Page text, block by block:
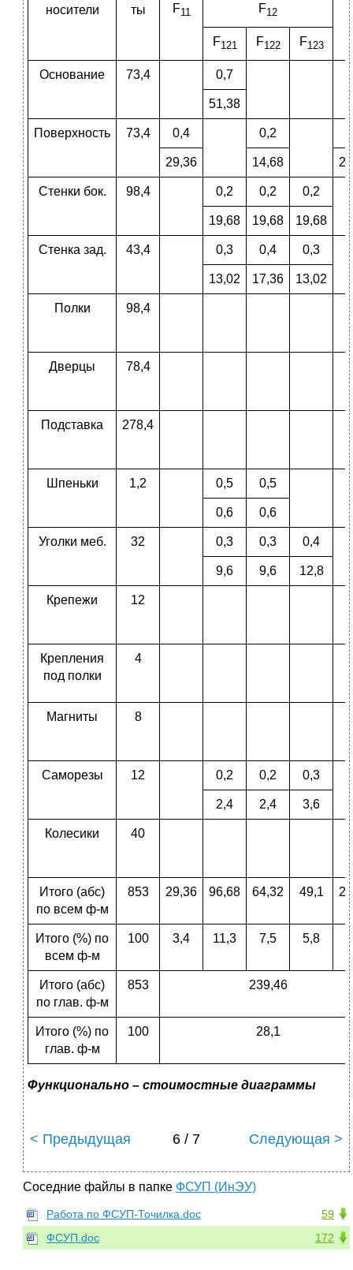
носители
ты
F11 F12 F
F121 F122 F123
Основание 73,4 0,7
51,38
Поверхность 73,4 0,4 0,2
29,36 14,68
Стенки бок. 98,4 0,2 0,2 0,2
19,68 19,68 19,68
Стенка зад. 43,4 0,3 0,4 0,3
13,02 17,36 13,02
Полки 98,4
Дверцы 78,4
Подставка 278,4
Шпеньки 1,2 0,5 0,5
0,6 0,6
Уголки меб. 32 0,3 0,3 0,4
9,6 9,6 12,8
Крепежи 12
Крепления
под полки
4
Магниты 8
Саморезы 12 0,2 0,2 0,3
2,4 2,4 3,6
Колесики 40
Итого (абс)
по всем ф-м
853 29,36 96,68 64,32 49,1
Итого (%) по
всем ф-м
100 3,4 11,3 7,5 5,8
Итого (абс)
по глав. ф-м
853 239,46
Итого (%) по
глав. ф-м
100 28,1
Функционально – стоимостные диаграммы
< Предыдущая 6 / 7 Следующая >
Соседние файлы в папке ФСУП (ИнЭУ)
59
Работа по ФСУП-Точилка.doc
172
ФСУП.doc